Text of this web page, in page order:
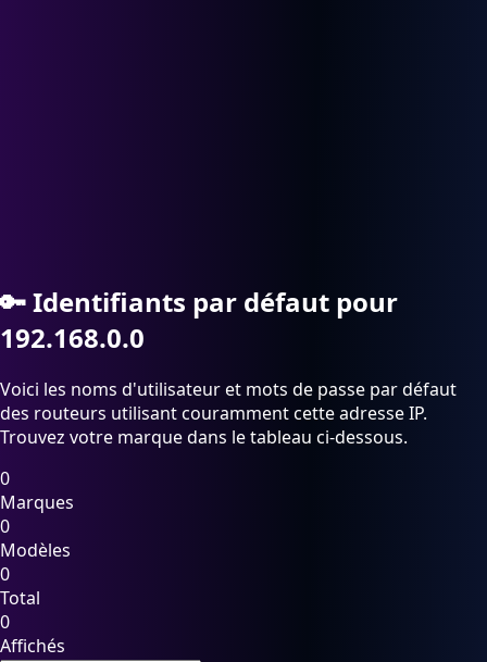
🔑Identifiants par défaut pour
192.168.0.0
Voici les noms d'utilisateur et mots de passe par défaut
des routeurs utilisant couramment cette adresse IP.
Trouvez votre marque dans le tableau ci-dessous.
0
Marques
0
Modèles
0
Total
0
Affichés